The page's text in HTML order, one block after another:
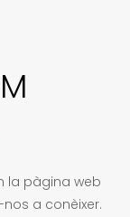
la pàgina web
a conèixer.